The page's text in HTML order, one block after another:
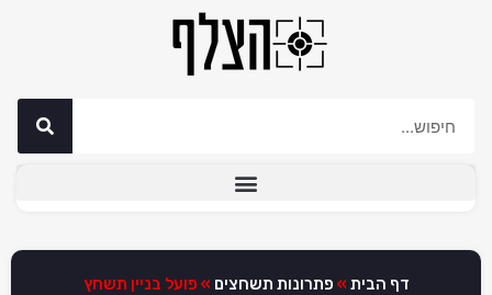
דף הבית » פתרונות תשחצים » פועל בניין תשחץ